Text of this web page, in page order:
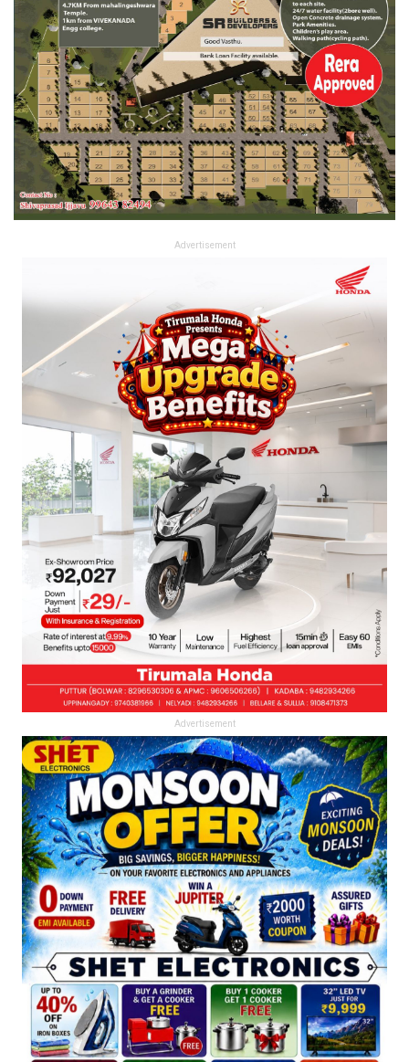
Advertisement
Advertisement